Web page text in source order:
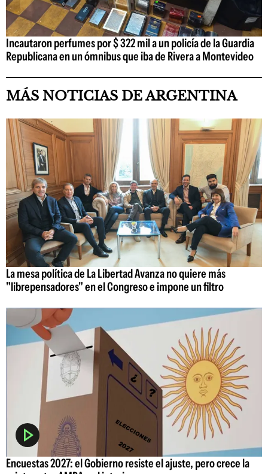
Incautaron perfumes por $ 322 mil a un policía de la Guardia
Republicana en un ómnibus que iba de Rivera a Montevideo
MÁS NOTICIAS DE ARGENTINA
La mesa política de La Libertad Avanza no quiere más
"librepensadores" en el Congreso e impone un filtro
Encuestas 2027: el Gobierno resiste el ajuste, pero crece la